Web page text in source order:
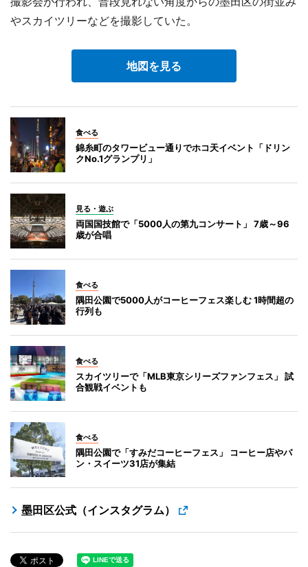
やスカイツリーなどを撮影していた。
地図を見る
食べる
錦糸町のタワービュー通りでホコ天イベント「ドリン
クNo.1グランプリ」
見る・遊ぶ
両国国技館で「5000人の第九コンサート」 7歳～96
歳が合唱
食べる
隅田公園で5000人がコーヒーフェス楽しむ 1時間超の
行列も
食べる
スカイツリーで「MLB東京シリーズファンフェス」 試
合観戦イベントも
食べる
隅田公園で「すみだコーヒーフェス」 コーヒー店やパ
ン・スイーツ31店が集結
墨田区公式（インスタグラム）